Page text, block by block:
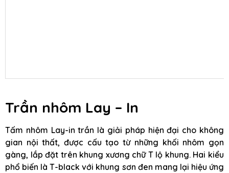
Trần nhôm Lay – In
Tấm nhôm Lay-in trần là giải pháp hiện đại cho không
gian nội thất, được cấu tạo từ những khối nhôm gọn
gàng, lắp đặt trên khung xương chữ T lộ khung. Hai kiểu
phổ biến là T-black với khung sơn đen mang lại hiệu ứng